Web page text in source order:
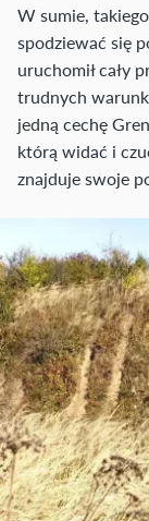
W sumie,
spodziewać się
uruchomił cały
trudnych
jedną cechę
którą widać i
znajduje swoje